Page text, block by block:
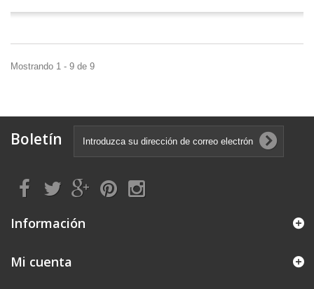
Mostrando 1 - 9 de 9
Boletín
Información
Mi cuenta